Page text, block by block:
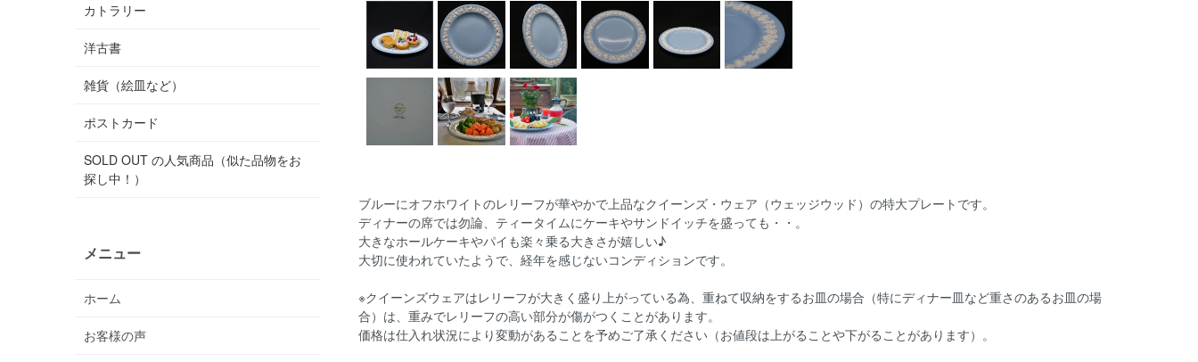
ブルーにオフホワイトのレリーフが華やかで上品なクイーンズ・ウェア（ウェッジウッド）の特大プレートです。
ディナーの席では勿論、ティータイムにケーキやサンドイッチを盛っても・・。
大きなホールケーキやパイも楽々乗る大きさが嬉しい♪
大切に使われていたようで、経年を感じないコンディションです。
※クイーンズウェアはレリーフが大きく盛り上がっている為、重ねて収納をするお皿の場合（特にディナー皿など重さのあるお皿の場
合）は、重みでレリーフの高い部分が傷がつくことがあります。
価格は仕入れ状況により変動があることを予めご了承ください（お値段は上がることや下がることがあります）。
カトラリー
洋古書
雑貨（絵皿など）
ポストカード
SOLD OUT の人気商品（似た品物をお
探し中！）
メニュー
ホーム
お客様の声